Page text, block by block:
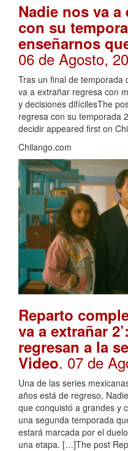
Nadie nos va a
con su
enseñarnos
06 de Agosto,
Tras un final de temporada
va a extrañar regresa con
y decisiones difícilesThe
regresa con su temporada
decidir appeared first on
Chilango.com
Reparto
va a extrañar
regresan a la
Video. 07 de
Una de las series
años está de regreso,
que conquistó a grandes y
una segunda temporada
estará marcada por el
una etapa. […]The post